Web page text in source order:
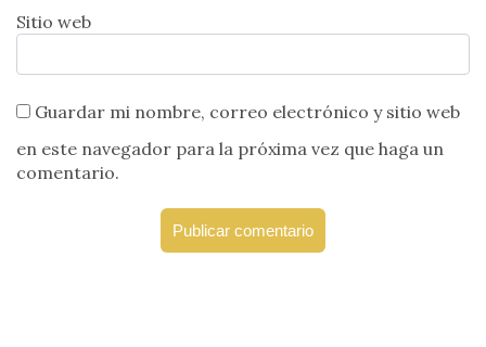
Sitio web
Guardar mi nombre, correo electrónico y sitio web
en este navegador para la próxima vez que haga un
comentario.